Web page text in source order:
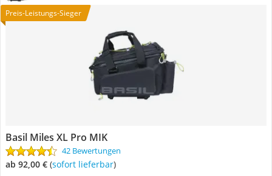
Preis-Leistungs-Sieger
Basil Miles XL Pro MIK
42 Bewertungen
ab 92,00 € ( Sofort lieferbar)